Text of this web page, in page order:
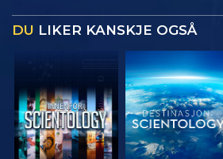
DU LIKER KANSKJE OGSÅ